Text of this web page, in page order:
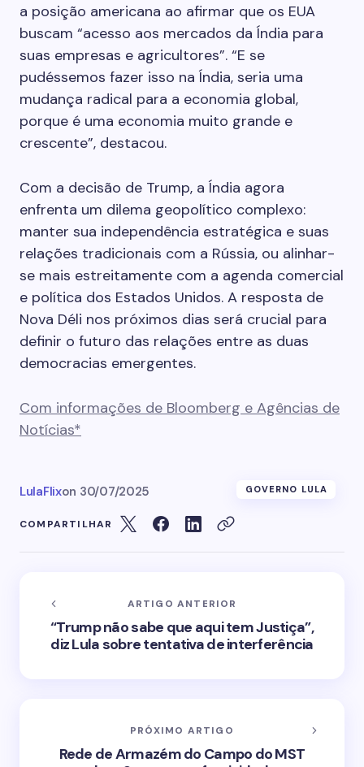
a posição americana ao afirmar que os EUA
buscam “acesso aos mercados da Índia para
suas empresas e agricultores”. “E se
pudéssemos fazer isso na Índia, seria uma
mudança radical para a economia global,
porque é uma economia muito grande e
crescente”, destacou.
Com a decisão de Trump, a Índia agora
enfrenta um dilema geopolítico complexo:
manter sua independência estratégica e suas
relações tradicionais com a Rússia, ou alinhar-
se mais estreitamente com a agenda comercial
e política dos Estados Unidos. A resposta de
Nova Déli nos próximos dias será crucial para
definir o futuro das relações entre as duas
democracias emergentes.
Com informações de Bloomberg e Agências de
Notícias*
LulaFlixon 30/07/2025 GOVERNO LULA
COMPARTILHAR
ARTIGO ANTERIOR
“Trump não sabe que aqui tem Justiça”,
diz Lula sobre tentativa de interferência
PRÓXIMO ARTIGO
Rede de Armazém do Campo do MST